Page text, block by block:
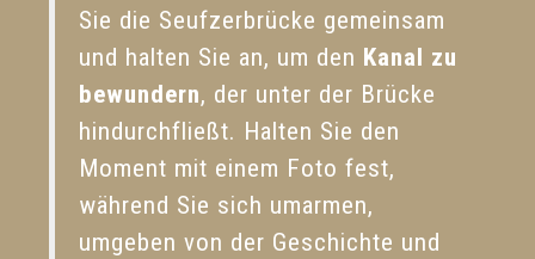
Sie die Seufzerbrücke gemeinsam
und halten Sie an, um den Kanal zu
bewundern, der unter der Brücke
hindurchfließt. Halten Sie den
Moment mit einem Foto fest,
während Sie sich umarmen,
umgeben von der Geschichte und